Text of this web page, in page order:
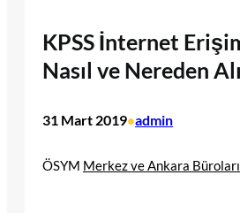
KPSS İnternet
Nasıl ve Nereden
31 Mart 2019•admin
ÖSYM Merkez ve Ankara